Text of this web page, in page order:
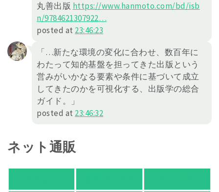
丸善出版 https://www.hanmoto.com/bd/isb
n/9784621307922…
posted at 23:46:23
「…新たな環境の変化に合わせ、数百年に
わたって知的基盤を担ってきた出版という
営みがいかなる要素や条件に基づいて成立
してきたのかを可視化する、出版学の総合
ガイド。」
posted at 23:46:32
ネット通販